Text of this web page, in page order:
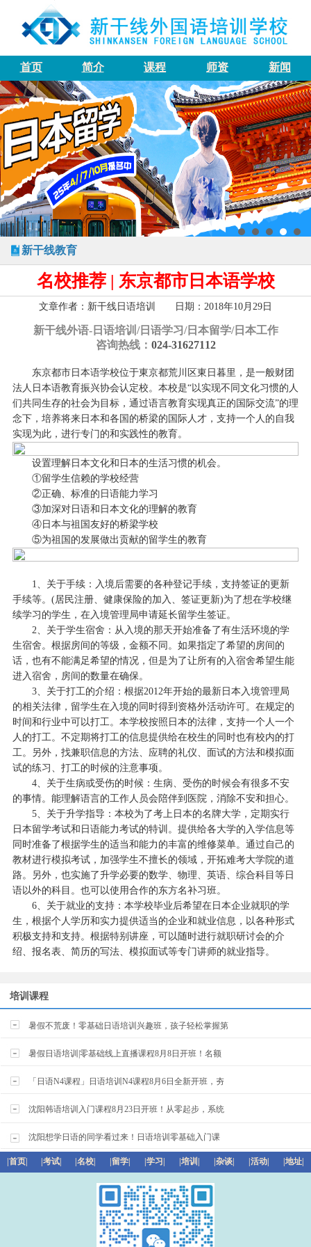
首页 简介 课程 师资 新闻
新干线教育
名校推荐 | 东京都市日本语学校
文章作者：新干线日语培训 日期：2018年10月29日
新干线外语-日语培训/日语学习/日本留学/日本工作
咨询热线： 024-31627112
东京都市日本语学校位于東京都荒川区東日暮里，是一般财团
法人日本语教育振兴协会认定校。本校是“以实现不同文化习惯的人
们共同生存的社会为目标，通过语言教育实现真正的国际交流”的理
念下，培养将来日本和各国的桥梁的国际人才，支持一个人的自我
实现为此，进行专门的和实践性的教育。
设置理解日本文化和日本的生活习惯的机会。
①留学生信赖的学校经营
②正确、标准的日语能力学习
③加深对日语和日本文化的理解的教育
④日本与祖国友好的桥梁学校
⑤为祖国的发展做出贡献的留学生的教育
1、关于手续：入境后需要的各种登记手续，支持签证的更新
手续等。(居民注册、健康保险的加入、签证更新)为了想在学校继
续学习的学生，在入境管理局申请延长留学生签证。
2、关于学生宿舍：从入境的那天开始准备了有生活环境的学
生宿舍。根据房间的等级，金额不同。如果指定了希望的房间的
话，也有不能满足希望的情况，但是为了让所有的入宿舍希望生能
进入宿舍，房间的数量在确保。
3、关于打工的介绍：根据2012年开始的最新日本入境管理局
的相关法律，留学生在入境的同时得到资格外活动许可。在规定的
时间和行业中可以打工。本学校按照日本的法律，支持一个人一个
人的打工。不定期将打工的信息提供给在校生的同时也有校内的打
工。另外，找兼职信息的方法、应聘的礼仪、面试的方法和模拟面
试的练习、打工的时候的注意事项。
4、关于生病或受伤的时候：生病、受伤的时候会有很多不安
的事情。能理解语言的工作人员会陪伴到医院，消除不安和担心。
5、关于升学指导：本校为了考上日本的名牌大学，定期实行
日本留学考试和日语能力考试的特训。提供给各大学的入学信息等
同时准备了根据学生的适当和能力的丰富的维修菜单。通过自己的
教材进行模拟考试，加强学生不擅长的领域，开拓难考大学院的道
路。另外，也实施了升学必要的数学、物理、英语、综合科目等日
语以外的科目。也可以使用合作的东方名补习班。
6、关于就业的支持：本学校毕业后希望在日本企业就职的学
生，根据个人学历和实力提供适当的企业和就业信息，以各种形式
积极支持和支持。根据特别讲座，可以随时进行就职研讨会的介
绍、报名表、简历的写法、模拟面试等专门讲师的就业指导。
培训课程
暑假不荒废！零基础日语培训兴趣班，孩子轻松掌握第
暑假日语培训|零基础线上直播课程8月8日开班！名额
「日语N4课程」日语培训N4课程8月6日全新开班，夯
沈阳韩语培训入门课程8月23日开班！从零起步，系统
沈阳想学日语的同学看过来！日语培训零基础入门课
|首页| |考试| |名校| |留学| |学习| |培训| |杂谈| |活动| |地址|